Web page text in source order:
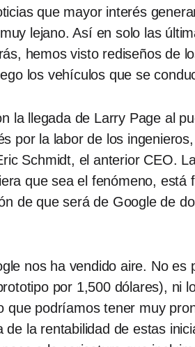
que mayor interés
lejano. Así en solo las
hemos visto rediseños de
los vehículos que se
la llegada de Larry Page al
por la labor de los
Schmidt, el anterior CEO.
que sea el fenómeno,
de que será de Google de
nos ha vendido aire. No
por 1,500 dólares), ni
que podríamos tener muy
la rentabilidad de estas